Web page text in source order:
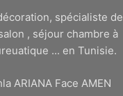
spécialiste de
, séjour chambre à
... en Tunisie.
ARIANA Face AMEN